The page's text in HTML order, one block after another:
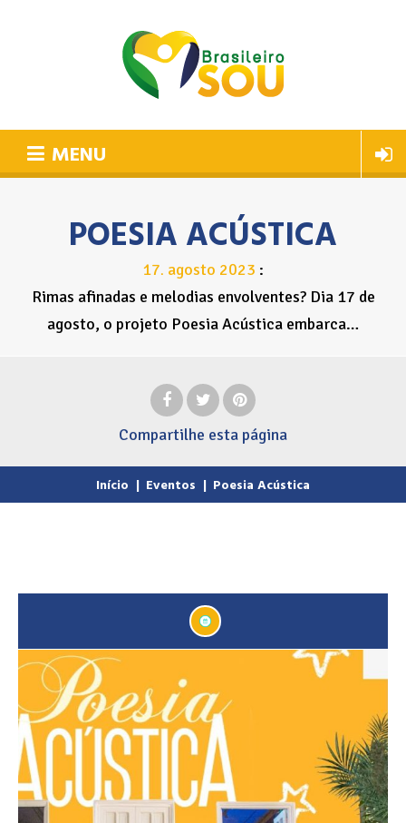
MENU
POESIA ACÚSTICA
17. agosto 2023
Rimas afinadas e melodias envolventes? Dia 17 de
agosto, o projeto Poesia Acústica embarca…
Compartilhe esta página
Início | Eventos | Poesia Acústica